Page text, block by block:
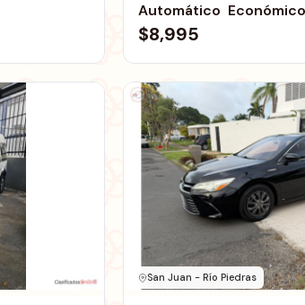
Automático 
$8,995
San Juan - Río Piedras